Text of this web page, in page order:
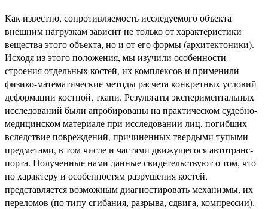
Как известно, сопротивляемость исследуемого объ­екта
внешним нагрузкам зависит не только от характе­ристики
вещества этого объекта, но и от его формы (архитектоники).
Исходя из этого положения, мы изу­чили особенности
строения отдельных костей, их комп­лексов и применили
физико-математические методы расчета конкретных условий
деформации костной, тка­ни. Результаты экспериментальных
исследований были апробированы на практическом судебно-
медицинском материале при исследовании лиц, погибших
вследствие повреждений, причиненных твердыми тупыми
предме­тами, в том числе и частями движущегося автотранс­
порта. Полученные нами данные свидетельствуют о том, что
по характеру и особенностям разрушения костей,
представляется возможным диагностировать механизмы, их
переломов (по типу сгибания, разрыва, сдвига, ком­прессии).